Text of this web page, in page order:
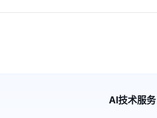
AI技术服务